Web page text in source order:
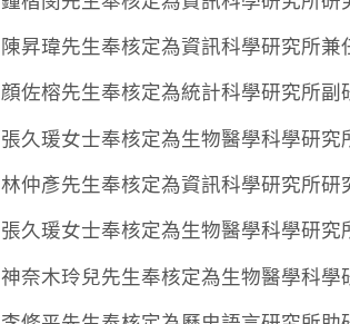
陳昇瑋先生奉核定為資訊科學研究所
顔佐榕先生奉核定為統計科學研究所
張久瑗女士奉核定為生物醫學科學研
林仲彥先生奉核定為資訊科學研究所
張久瑗女士奉核定為生物醫學科學研
神奈木玲兒先生奉核定為生物醫學科